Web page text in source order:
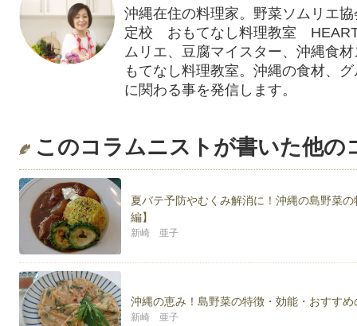
沖縄在住の料理家。野菜ソムリエ
定校 おもてなし料理教室
ムリエ、豆腐マイスター、沖縄食
もてなし料理教室。沖縄の食材、
に関わる事を発信します。
すぐできるちょいカワお弁当http://
このコラムニストが書いた他の
夏バテ予防やむくみ解消に！沖縄の島野菜
編】
新崎 亜子
沖縄の恵み！島野菜の特徴・効能・おすす
新崎 亜子